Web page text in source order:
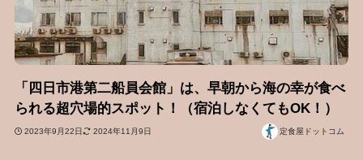
「四日市港第二船員会館」は、早朝から海の幸が食べ
られる超穴場的スポット！（宿泊しなくてもOK！）
2023年9月22日 2024年11月9日 定食屋ドットコム